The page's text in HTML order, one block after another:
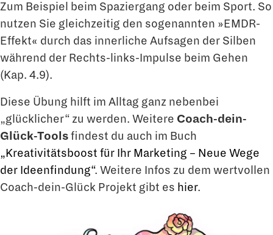
Zum Beispiel beim Spaziergang oder beim Sport. So
nutzen Sie gleichzeitig den sogenannten »EMDR-
Effekt« durch das innerliche Aufsagen der Silben
während der Rechts-links-Impulse beim Gehen
(Kap. 4.9).
Diese Übung hilft im Alltag ganz nebenbei
„glücklicher“ zu werden. Weitere Coach-dein-
Glück-Tools findest du auch im Buch
„Kreativitätsboost für Ihr Marketing – Neue Wege
der Ideenfindung“. Weitere Infos zu dem wertvollen
Coach-dein-Glück Projekt gibt es hier.